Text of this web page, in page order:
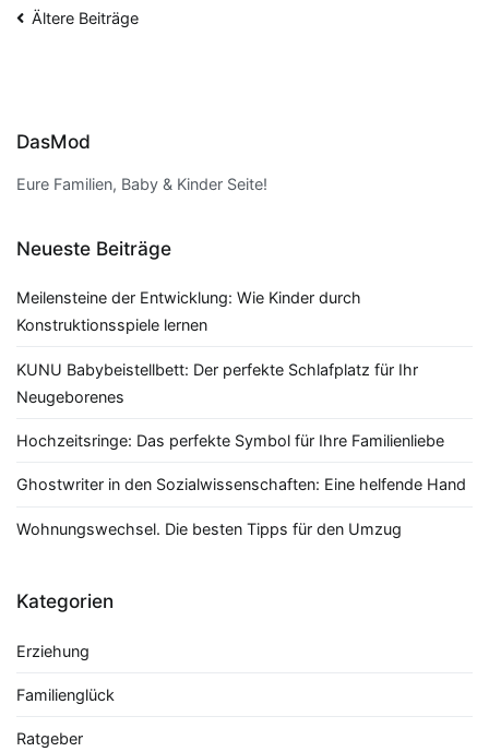
Beitragsnavigation
Ältere Beiträge
DasMod
Eure Familien, Baby & Kinder Seite!
Neueste Beiträge
Meilensteine der Entwicklung: Wie Kinder durch
Konstruktionsspiele lernen
KUNU Babybeistellbett: Der perfekte Schlafplatz für Ihr
Neugeborenes
Hochzeitsringe: Das perfekte Symbol für Ihre Familienliebe
Ghostwriter in den Sozialwissenschaften: Eine helfende Hand
Wohnungswechsel. Die besten Tipps für den Umzug
Kategorien
Erziehung
Familienglück
Ratgeber